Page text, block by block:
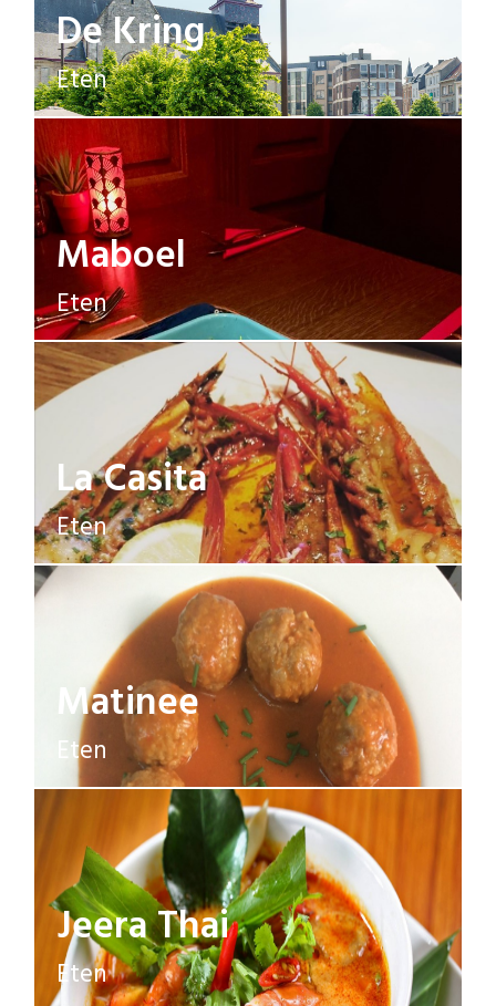
De Kring
Eten
Maboel
Eten
La Casita
Eten
Matinee
Eten
Jeera Thai
Eten